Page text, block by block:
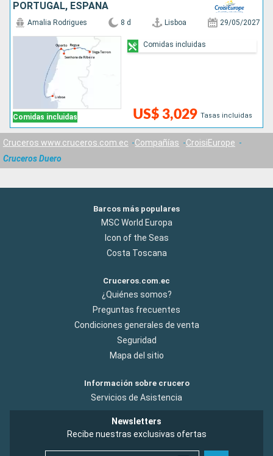
PORTUGAL, ESPAÑA
Comidas incluidas
Amalia Rodrigues 8 d Lisboa 29/05/2027
US$ 3,029 Tasas incluidas
Comidas incluidas
Cruceros www.cruceros.com.ec Compañías
CroisiEurope
Cruceros Duero
Barcos más populares
MSC World Europa
Icon of the Seas
Costa Toscana
Cruceros.com.ec
¿Quiénes somos?
Preguntas frecuentes
Condiciones generales de venta
Seguridad
Mapa del sitio
Información sobre crucero
Servicios de Asistencia
Newsletters
Recibe nuestras exclusivas ofertas